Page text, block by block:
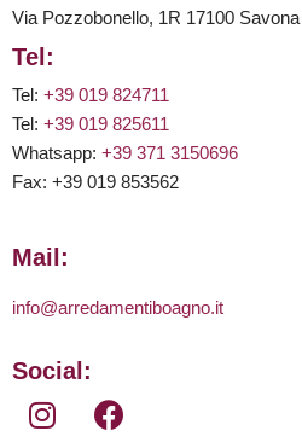
Via Pozzobonello, 1R 17100
Tel:
Tel: +39 019 824711
Tel: +39 019 825611
Whatsapp: +39 371 3150696
Fax: +39 019 853562
Mail:
info@arredamentiboagno.it
Social: